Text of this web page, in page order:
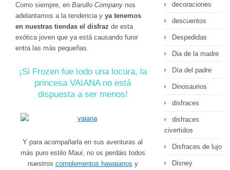
Como siempre, en Barullo Company nos
adelantamos a la tendencia y ya tenemos
en nuestras tiendas el disfraz de esta
exótica joven que ya está causando furor
entra las más pequeñas.
¡Si Frozen fue todo una locura, la
princesa VAIANA no está
dispuesta a ser menos!
Y para acompañarla en sus aventuras al
más puro estilo Maui, no os perdáis todos
nuestros complementos hawaianos y
decoraciones
descuentos
Despedidas
Dia de la madre
Día del padre
Dinosaurios
disfraces
disfraces
civertidos
Disfraces de lujo
Disney